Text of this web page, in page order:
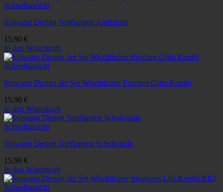
Schnellansicht
Solwang Design Topflappen Antikgrün
15,90 €
In den Warenkorb
Schnellansicht
Solwang Design 3er Set Wischtücher Frisches Grün Kombi
15,90 €
In den Warenkorb
Schnellansicht
Solwang Design Topflappen Schokolade
15,90 €
In den Warenkorb
Schnellansicht